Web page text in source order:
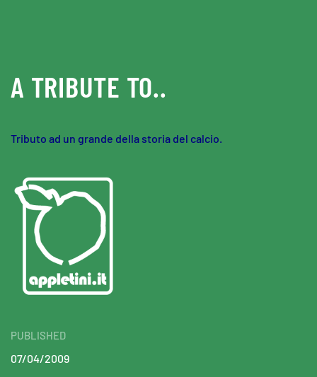
A TRIBUTE TO..
Tributo ad un grande della storia del calcio.
PUBLISHED
07/04/2009